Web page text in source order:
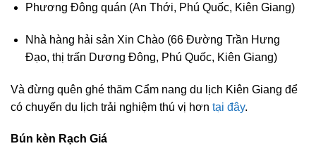
Phương Đông quán (An Thới, Phú Quốc, Kiên Giang)
Nhà hàng hải sản Xin Chào (66 Đường Trần Hưng
Đạo, thị trấn Dương Đông, Phú Quốc, Kiên Giang)
Và đừng quên ghé thăm Cẩm nang du lịch Kiên Giang để
có chuyến du lịch trải nghiệm thú vị hơn tại đây.
Bún kèn Rạch Giá